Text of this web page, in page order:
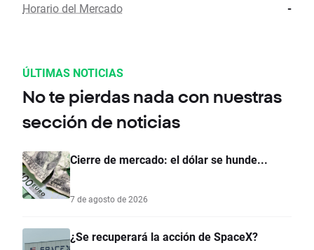
Horario del Mercado -
ÚLTIMAS NOTICIAS
No te pierdas nada con nuestras
sección de noticias
Cierre de mercado: el dólar se hunde...
7 de agosto de 2026
¿Se recuperará la acción de SpaceX?